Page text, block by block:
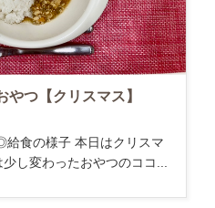
つ【クリスマス】
食の様子 本日はクリスマ
し変わったおやつのココ...